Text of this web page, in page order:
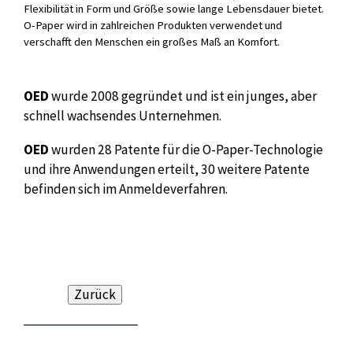
Flexibilität in Form und Größe sowie lange Lebensdauer bietet.
O-Paper wird in zahlreichen Produkten verwendet und
verschafft den Menschen ein großes Maß an Komfort.
OEDwurde 2008 gegründet und ist ein junges, aber
schnell wachsendes Unternehmen.
OEDwurden 28 Patente für die O-Paper-Technologie
und ihre Anwendungen erteilt, 30 weitere Patente
befinden sich im Anmeldeverfahren.
Zurück